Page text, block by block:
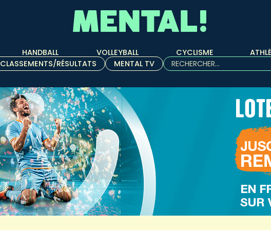
HANDBALL VOLLEYBALL CYCLISME
CLASSEMENTS/RÉSULTATS
MENTAL TV
Rechercher :